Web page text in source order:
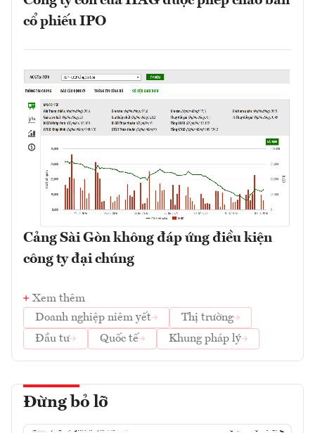
cổ phiếu IPO
Cảng Sài Gòn không đáp ứng điều kiện
công ty đại chúng
Xem thêm
Doanh nghiệp niêm yết
Thị trường
Đầu tư
Quốc tế Khung pháp lý
Đừng bỏ lỡ